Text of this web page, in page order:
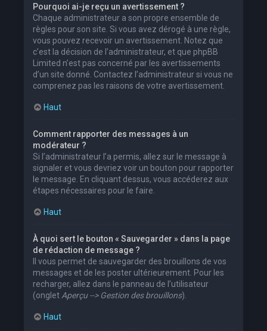
Pourquoi ai-je reçu un avertissement ?
Chaque administrateur a son propre ensemble de
règles pour son site. Si vous avez dérogé à une règle,
vous pouvez recevoir un avertissement. Notez que
c’est la décision de l’administrateur, et que phpBB
Limited n’est pas concerné par les avertissements
d’un site donné. Contactez l’administrateur si vous ne
comprenez pas les raisons de votre avertissement.
Haut
Comment rapporter des messages à un
modérateur ?
Si l’administrateur l’a permis, allez sur le message à
signaler et vous devriez voir un bouton pour rapporter
le message. En cliquant dessus, vous accéderez aux
étapes nécessaires pour le faire.
Haut
À quoi sert le bouton « Sauvegarder » dans la page
de rédaction de message ?
Il vous permet de sauvegarder des brouillons de vos
messages et de les poster ultérieurement. Pour les
recharger, allez dans le panneau de l’utilisateur
(onglet Aperçu --> Gestion des brouillons).
Haut